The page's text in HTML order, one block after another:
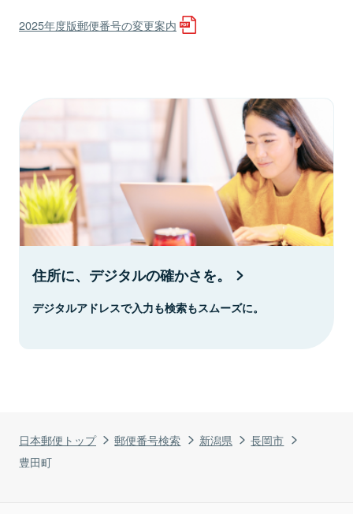
日本郵便トップ 郵便番号検索 新潟県
長岡市
豊田町
2025年度版郵便番号の変更案内
住所に、デジタルの確かさを。
デジタルアドレスで入力も検索もスムーズに。